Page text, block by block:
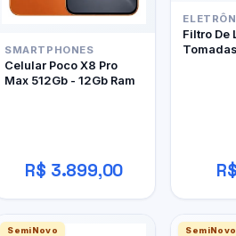
SMARTPHONES
Celular Poco X8 Pro
Max 512Gb - 12Gb Ram
R$ 3.899,00
Filtro De
SemiNovo SemiNovo